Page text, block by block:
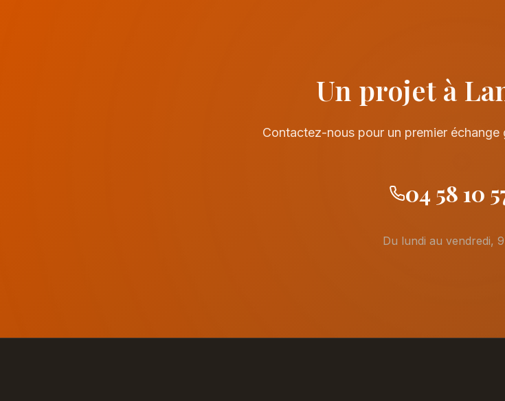
Un projet à
Contactez-nous pour un premier échange
04 58 10
Du lundi au vendredi,